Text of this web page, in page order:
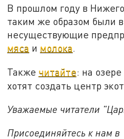
В прошлом году в
таким же образом были
несуществующие
мяса и молока.
Также читайте: на
хотят создать центр
Уважаемые читатели
Присоединяйтесь к нам в